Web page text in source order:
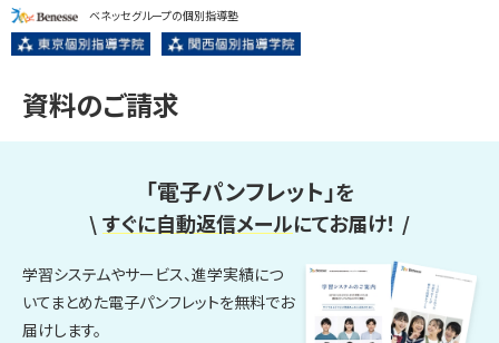
ベネッセグループの個別指導塾
資料のご請求
「電子パンフレット」を
\ すぐに自動返信メールにてお届け！ /
学習システムやサービス、進学実績につ
いてまとめた電子パンフレットを無料でお
届けします。